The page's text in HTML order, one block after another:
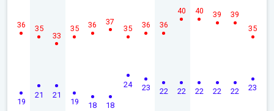
19
36
21
35
21
33
19
35
18
36
18
37
24
35
23
36
22
36
22
40
22
40
22
39
22
39
23
35